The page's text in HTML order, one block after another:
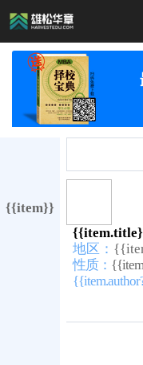
{{item}}
地区：
性质：